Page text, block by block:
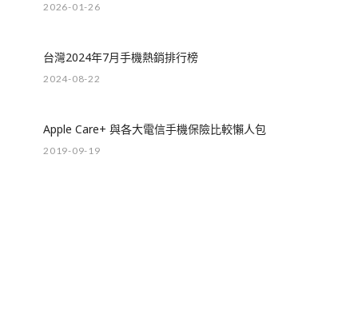
2026-01-26
台灣2024年7月手機熱銷排行榜
2024-08-22
Apple Care+ 與各大電信手機保險比較懶人包
2019-09-19